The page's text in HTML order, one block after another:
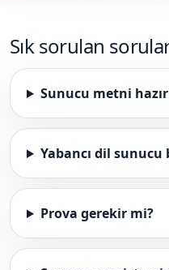
Sık sorulan
Sunucu metni
Yabancı dil
Prova gerekir mi?